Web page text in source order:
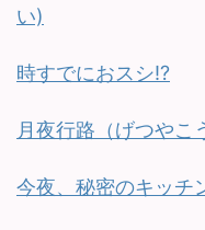
い)
時すでにおスシ!?
月夜行路（げつや
今夜、秘密のキッチ